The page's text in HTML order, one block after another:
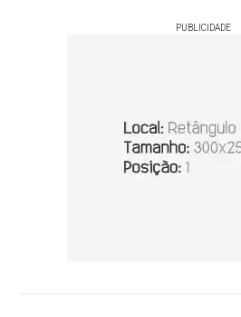
PUBLICIDADE